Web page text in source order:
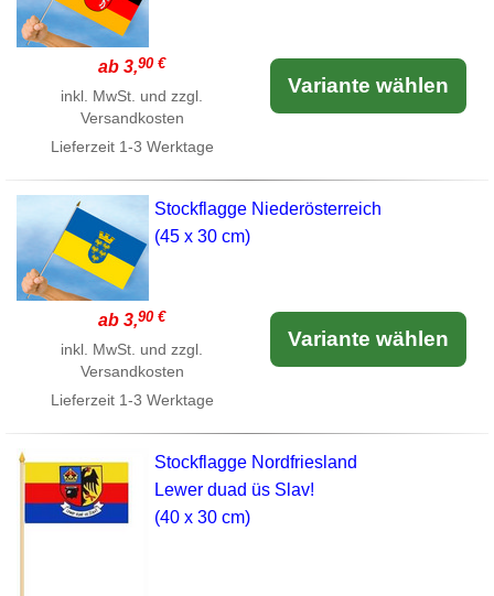
ab 3,90 €
inkl. MwSt. und zzgl.
Versandkosten
Lieferzeit 1-3 Werktage
Variante wählen
Stockflagge Niederösterreich
(45 x 30 cm)
ab 3,90 €
inkl. MwSt. und zzgl.
Versandkosten
Lieferzeit 1-3 Werktage
Variante wählen
Stockflagge Nordfriesland
Lewer duad üs Slav!
(40 x 30 cm)